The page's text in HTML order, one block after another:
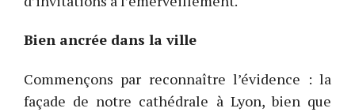
Bien ancrée dans la ville
Commençons par reconnaître l’évidence : la
façade de notre cathédrale à Lyon, bien que